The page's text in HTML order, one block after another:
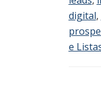
digital,
e